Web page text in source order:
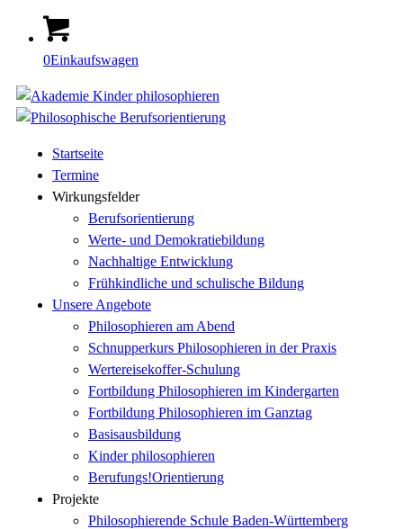
0Einkaufswagen
Startseite
Termine
Wirkungsfelder
Berufsorientierung
Werte- und Demokratiebildung
Nachhaltige Entwicklung
Frühkindliche und schulische Bildung
Unsere Angebote
Philosophieren am Abend
Schnupperkurs Philosophieren in der Praxis
Wertereisekoffer-Schulung
Fortbildung Philosophieren im Kindergarten
Fortbildung Philosophieren im Ganztag
Basisausbildung
Kinder philosophieren
Berufungs!Orientierung
Projekte
Philosophierende Schule Baden-Württemberg